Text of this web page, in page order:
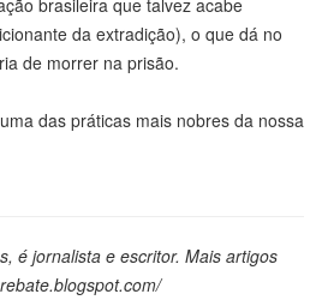
brasileira que talvez acabe
da extradição), o que dá no
de morrer na prisão.
das práticas mais nobres da nossa
é jornalista e escritor. Mais artigos